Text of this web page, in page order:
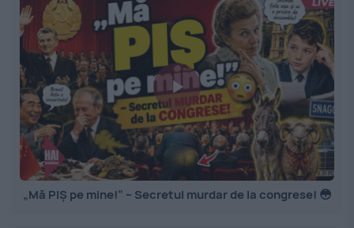
„Mă PIȘ pe mine!” – Secretul murdar de la congrese! 😳